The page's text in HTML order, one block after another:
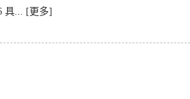
具...
[更多]